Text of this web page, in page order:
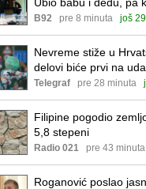
krvav pohod FOTO/
B92 pre 8 minuta još
Nevreme stiže u
delovi biće prvi na
Telegraf pre 28 minuta
Filipine pogodio
5,8 stepeni
Radio 021 pre 43 minuta
Roganović poslao